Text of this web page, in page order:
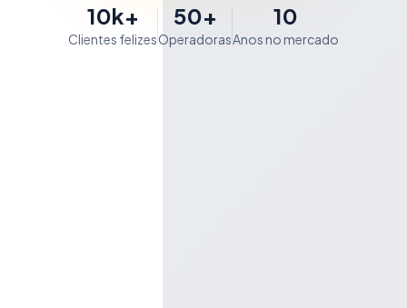
10k+
Clientes felizes
50+
Operadoras
10
Anos no mercado